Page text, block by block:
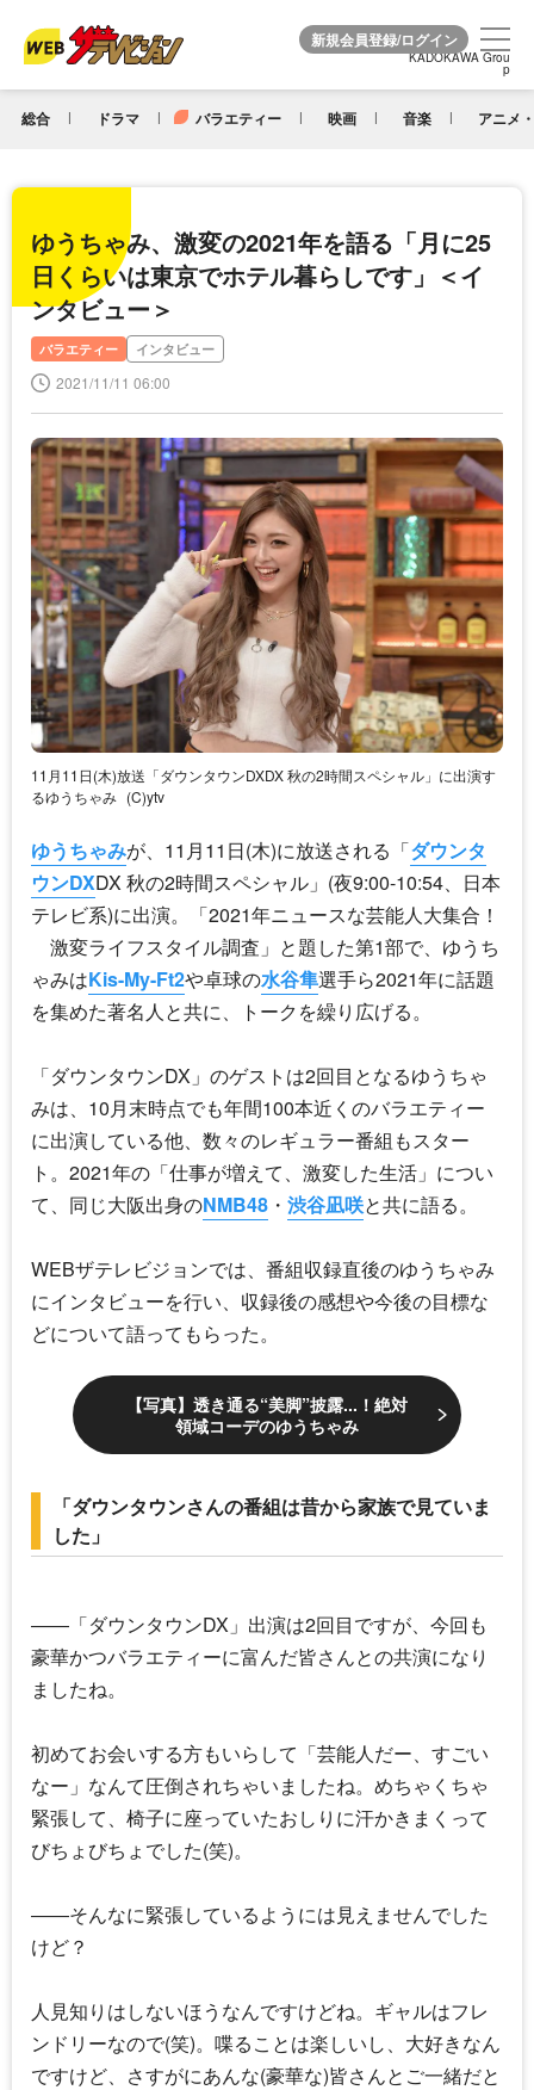
KADOKAWA Grou
p
総合 ドラマ バラエティー 映画 音楽 アニメ
KADOKAWA Grou
p
ゆうちゃみ、激変の2021年を語る「月に25
日くらいは東京でホテル暮らしです」＜イ
ンタビュー＞
バラエティー インタビュー
2021/11/11 06:00
11月11日(木)放送「ダウンタウンDXDX 秋の2時間スペシャル」に出演す
るゆうちゃみ (C)ytv
ゆうちゃみが、11月11日(木)に放送される「ダウンタ
ウンDXDX 秋の2時間スペシャル」(夜9:00-10:54、日本
テレビ系)に出演。「2021年ニュースな芸能人大集合！
激変ライフスタイル調査」と題した第1部で、 ゆうち
ゃみはKis-My-Ft2や卓球の水谷隼選手ら2021年に話題
を集めた著名人と共に、トークを繰り広げる。
「ダウンタウンDX 」のゲストは2回目となるゆうちゃ
みは、10月末時点でも年間100本近くのバラエティー
に出演している他、数々のレギュラー番組もスター
ト。2021年の「仕事が増えて、激変した生活」につい
て、同じ大阪出身のNMB48 ・ 渋谷凪咲と共に語る。
WEBザテレビジョンでは、番組収録直後のゆうちゃみ
にインタビューを行い、収録後の感想や今後の目標な
どについて語ってもらった。
【写真】透き通る“美脚”披露...！絶対
領域コーデのゆうちゃみ
「ダウンタウンさんの番組は昔から家族で見ていま
した」
――「ダウンタウンDX 」出演は2回目ですが、今回も
豪華かつバラエティーに富んだ皆さんとの共演になり
ましたね。
初めてお会いする方もいらして「芸能人だー、すごい
なー」なんて圧倒されちゃいましたね。めちゃくちゃ
緊張して、椅子に座っていたおしりに汗かきまくって
びちょびちょでした(笑)。
――そんなに緊張しているようには見えませんでした
けど？
人見知りはしないほうなんですけどね。ギャルはフレ
ンドリーなので(笑)。喋ることは楽しいし、大好きなん
ですけど、さすがにあんな(豪華な)皆さんとご一緒だと